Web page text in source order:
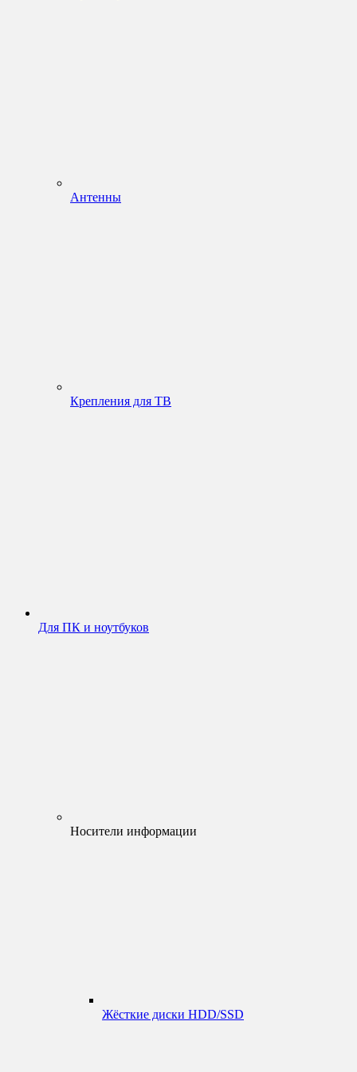
Антенны
Крепления для ТВ
Для ПК и ноутбуков
Носители информации
Жёсткие диски HDD/SSD